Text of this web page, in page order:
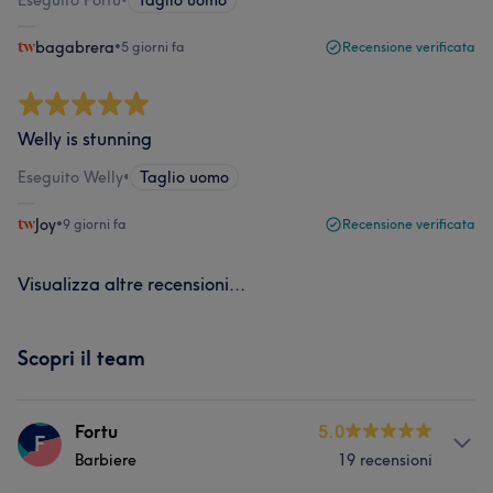
bagabrera•5 giorni fa Recensione verificata
Welly is stunning
Eseguito Welly• Taglio uomo
Joy•9 giorni fa Recensione verificata
Visualizza altre recensioni...
Scopri il team
F Fortu
Barbiere
5.0
19 recensioni